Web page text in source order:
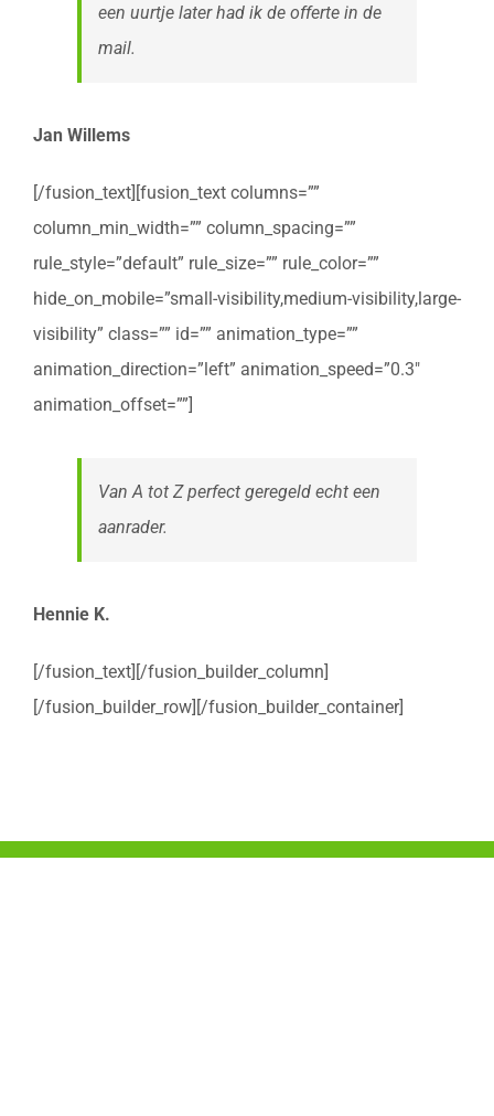
een uurtje later had ik de offerte in de
mail.
Jan Willems
[/fusion_text][fusion_text columns=””
column_min_width=”” column_spacing=””
rule_style=”default” rule_size=”” rule_color=””
hide_on_mobile=”small-visibility,medium-visibility,large-
visibility” class=”” id=”” animation_type=””
animation_direction=”left” animation_speed=”0.3″
animation_offset=””]
Van A tot Z perfect geregeld echt een
aanrader.
Hennie K.
[/fusion_text][/fusion_builder_column]
[/fusion_builder_row][/fusion_builder_container]